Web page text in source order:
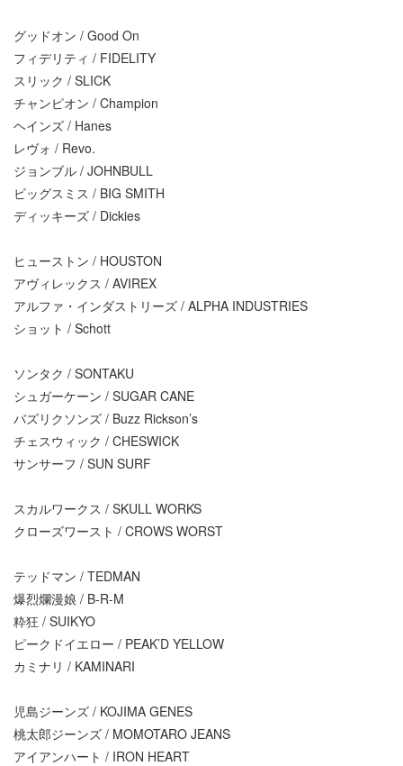
グッドオン / Good On
フィデリティ / FIDELITY
スリック / SLICK
チャンピオン / Champion
ヘインズ / Hanes
レヴォ / Revo.
ジョンブル / JOHNBULL
ビッグスミス / BIG SMITH
ディッキーズ / Dickies
ヒューストン / HOUSTON
アヴィレックス / AVIREX
アルファ・インダストリーズ / ALPHA INDUSTRIES
ショット / Schott
ソンタク / SONTAKU
シュガーケーン / SUGAR CANE
バズリクソンズ / Buzz Rickson’s
チェスウィック / CHESWICK
サンサーフ / SUN SURF
スカルワークス / SKULL WORKS
クローズワースト / CROWS WORST
テッドマン / TEDMAN
爆烈爛漫娘 / B-R-M
粋狂 / SUIKYO
ピークドイエロー / PEAK’D YELLOW
カミナリ / KAMINARI
児島ジーンズ / KOJIMA GENES
桃太郎ジーンズ / MOMOTARO JEANS
アイアンハート / IRON HEART